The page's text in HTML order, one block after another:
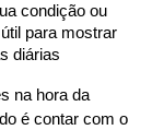
condição ou
para mostrar
diárias
na hora da
é contar com o